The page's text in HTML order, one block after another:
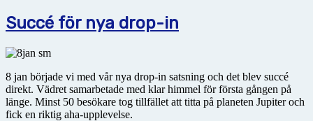
Succé för nya drop-in
8 jan började vi med vår nya drop-in satsning och det blev succé
direkt. Vädret samarbetade med klar himmel för första gången på
länge. Minst 50 besökare tog tillfället att titta på planeten Jupiter och
fick en riktig aha-upplevelse.